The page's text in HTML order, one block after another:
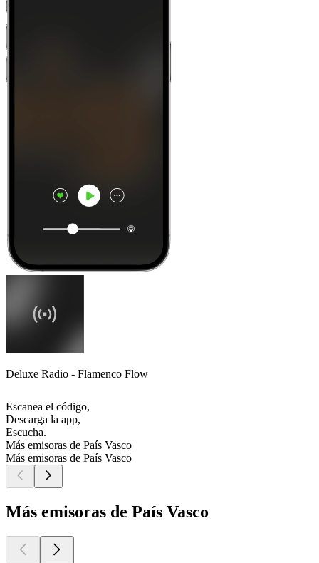
Deluxe Radio - Flamenco Flow
Escanea el código,
Descarga la app,
Escucha.
Más emisoras de País Vasco
Más emisoras de País Vasco
Más emisoras de País Vasco